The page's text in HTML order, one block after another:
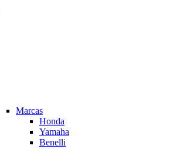
Marcas
Honda
Yamaha
Benelli